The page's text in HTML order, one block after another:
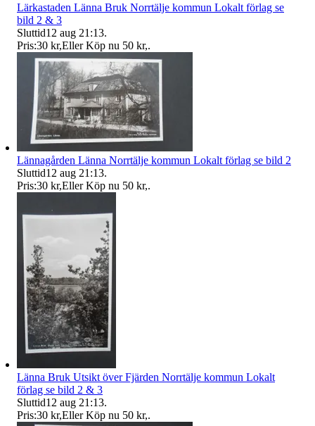
Lärkastaden Länna Bruk Norrtälje kommun Lokalt förlag se
bild 2 & 3
Sluttid12 aug 21:13.
Pris:30 kr,Eller Köp nu 50 kr,.
Lännagården Länna Norrtälje kommun Lokalt förlag se bild 2
Sluttid12 aug 21:13.
Pris:30 kr,Eller Köp nu 50 kr,.
Länna Bruk Utsikt över Fjärden Norrtälje kommun Lokalt
förlag se bild 2 & 3
Sluttid12 aug 21:13.
Pris:30 kr,Eller Köp nu 50 kr,.